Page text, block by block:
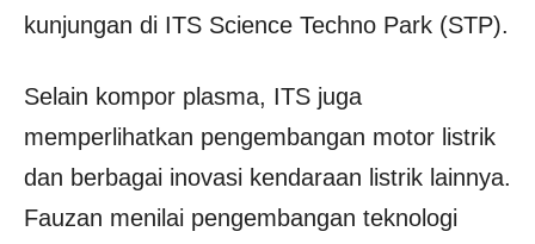
kunjungan di ITS Science Techno Park (STP).
Selain kompor plasma, ITS juga
memperlihatkan pengembangan motor listrik
dan berbagai inovasi kendaraan listrik lainnya.
Fauzan menilai pengembangan teknologi